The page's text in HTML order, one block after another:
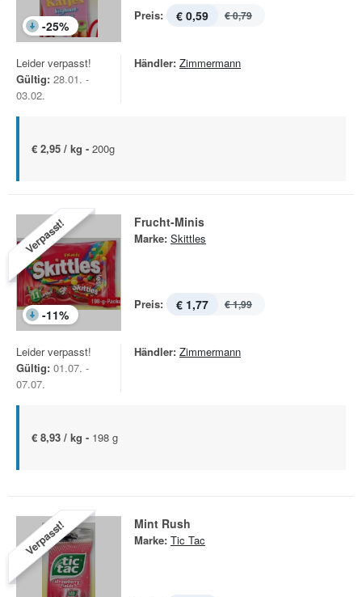
-25%
Preis: € 0,59 € 0,79
Leider verpasst!
Gültig: 28.01. -
03.02.
Händler: Zimmermann
€ 2,95 / kg - 200g
Verpasst!
-11%
Frucht-Minis
Marke: Skittles
Preis: € 1,77 € 1,99
Leider verpasst!
Gültig: 01.07. -
07.07.
Händler: Zimmermann
€ 8,93 / kg - 198 g
Verpasst! Mint Rush
Marke: Tic Tac